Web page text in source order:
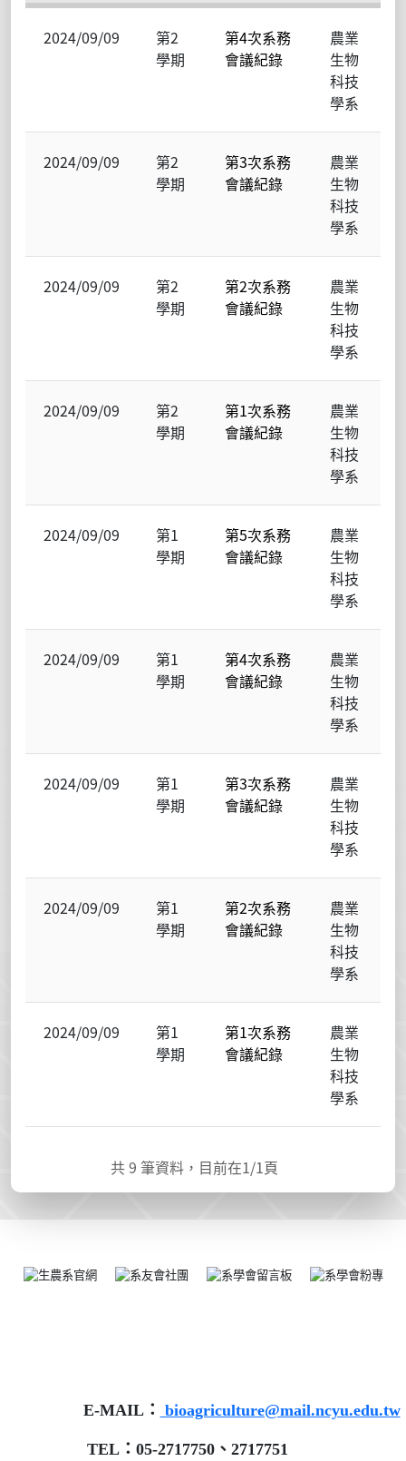
2024/09/09
第2
學期
第4次系務
會議紀錄
農業
生物
科技
學系
2024/09/09
第2
學期
第3次系務
會議紀錄
農業
生物
科技
學系
2024/09/09
第2
學期
第2次系務
會議紀錄
農業
生物
科技
學系
2024/09/09
第2
學期
第1次系務
會議紀錄
農業
生物
科技
學系
2024/09/09
第1
學期
第5次系務
會議紀錄
農業
生物
科技
學系
2024/09/09
第1
學期
第4次系務
會議紀錄
農業
生物
科技
學系
2024/09/09
第1
學期
第3次系務
會議紀錄
農業
生物
科技
學系
2024/09/09
第1
學期
第2次系務
會議紀錄
農業
生物
科技
學系
2024/09/09
第1
學期
第1次系務
會議紀錄
農業
生物
科技
學系
共9 筆資料，目前在1/1頁
E-MAIL： bioagriculture@mail.ncyu.edu.tw
TEL：05-2717750、2717751